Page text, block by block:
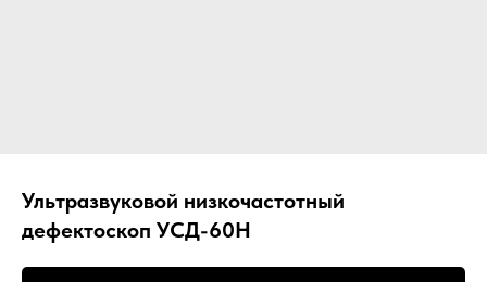
Ультразвуковой низкочастотный
дефектоскоп УСД-60Н